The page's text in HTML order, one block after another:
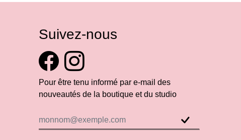
Suivez-nous
Pour être tenu informé par e-mail des
nouveautés de la boutique et du studio